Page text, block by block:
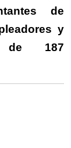
de
y
de 187